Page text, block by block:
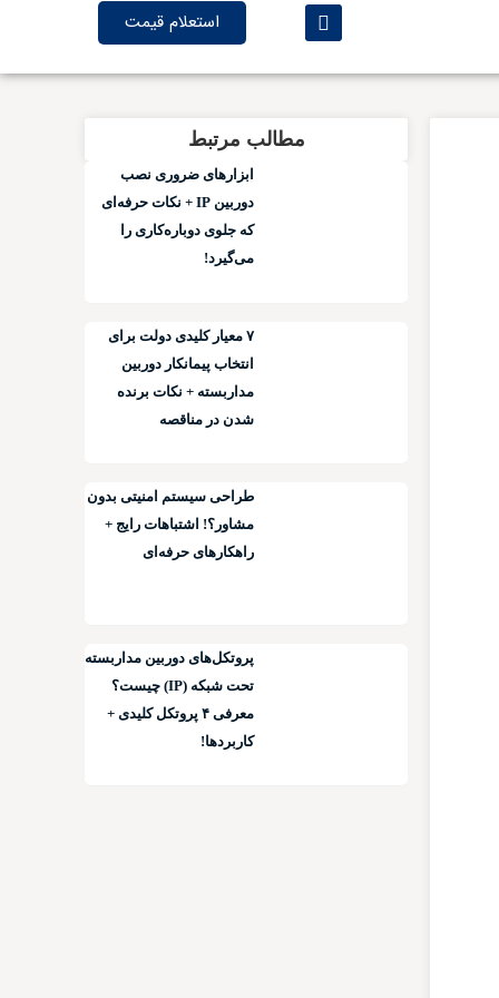
استعلام قیمت
مطالب مرتبط
ابزارهای ضروری نصب
دوربین IP + نکات حرفه‌ای
که جلوی دوباره‌کاری را
می‌گیرد!
۷ معیار کلیدی دولت برای
انتخاب پیمانکار دوربین
مداربسته + نکات برنده
شدن در مناقصه
طراحی سیستم امنیتی بدون
مشاور؟! اشتباهات رایج +
راهکارهای حرفه‌ای
پروتکل‌های دوربین مداربسته
تحت شبکه (IP) چیست؟
معرفی ۴ پروتکل کلیدی +
کاربردها!